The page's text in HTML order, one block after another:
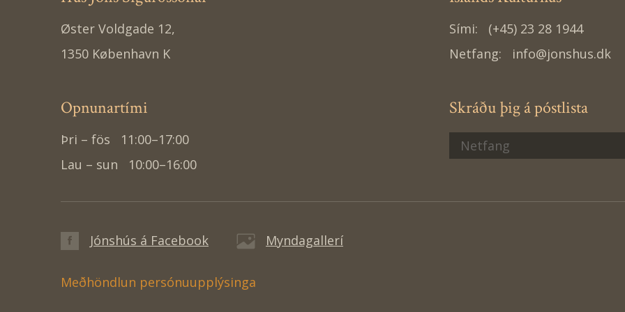
Øster Voldgade 12,
1350 København K
Sími:
(+45) 23 28 1944
Netfang:
info@jonshus.dk
Opnunartími
Þri – fös
11:00–17:00
Lau – sun
10:00–16:00
Skráðu þig á póstlista
Jónshús á Facebook Myndagallerí
Meðhöndlun persónuupplýsinga